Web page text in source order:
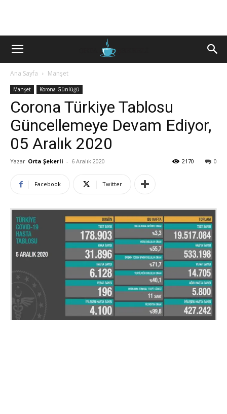
Ana Sayfa Manşet
Manşet Korona Günlüğü
Corona Türkiye Tablosu
Güncellemeye Devam Ediyor,
05 Aralık 2020
Yazar Orta Şekerli - 6 Aralık 2020 0
2170
Facebook Twitter